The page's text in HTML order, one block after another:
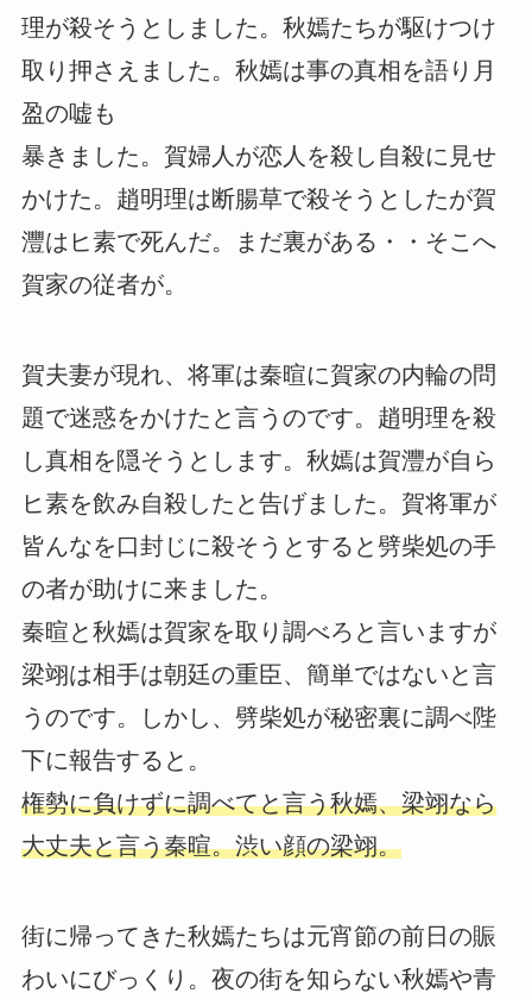
理が殺そうとしました。秋嫣たちが駆けつけ
取り押さえました。秋嫣は事の真相を語り月
盈の嘘も
暴きました。賀婦人が恋人を殺し自殺に見せ
かけた。趙明理は断腸草で殺そうとしたが賀
灃はヒ素で死んだ。まだ裏がある・・そこへ
賀家の従者が。
賀夫妻が現れ、将軍は秦暄に賀家の内輪の問
題で迷惑をかけたと言うのです。趙明理を殺
し真相を隠そうとします。秋嫣は賀灃が自ら
ヒ素を飲み自殺したと告げました。賀将軍が
皆んなを口封じに殺そうとすると劈柴処の手
の者が助けに来ました。
秦暄と秋嫣は賀家を取り調べろと言いますが
梁翊は相手は朝廷の重臣、簡単ではないと言
うのです。しかし、劈柴処が秘密裏に調べ陛
下に報告すると。
権勢に負けずに調べてと言う秋嫣、梁翊なら
大丈夫と言う秦暄。渋い顔の梁翊。
街に帰ってきた秋嫣たちは元宵節の前日の賑
わいにびっくり。夜の街を知らない秋嫣や青